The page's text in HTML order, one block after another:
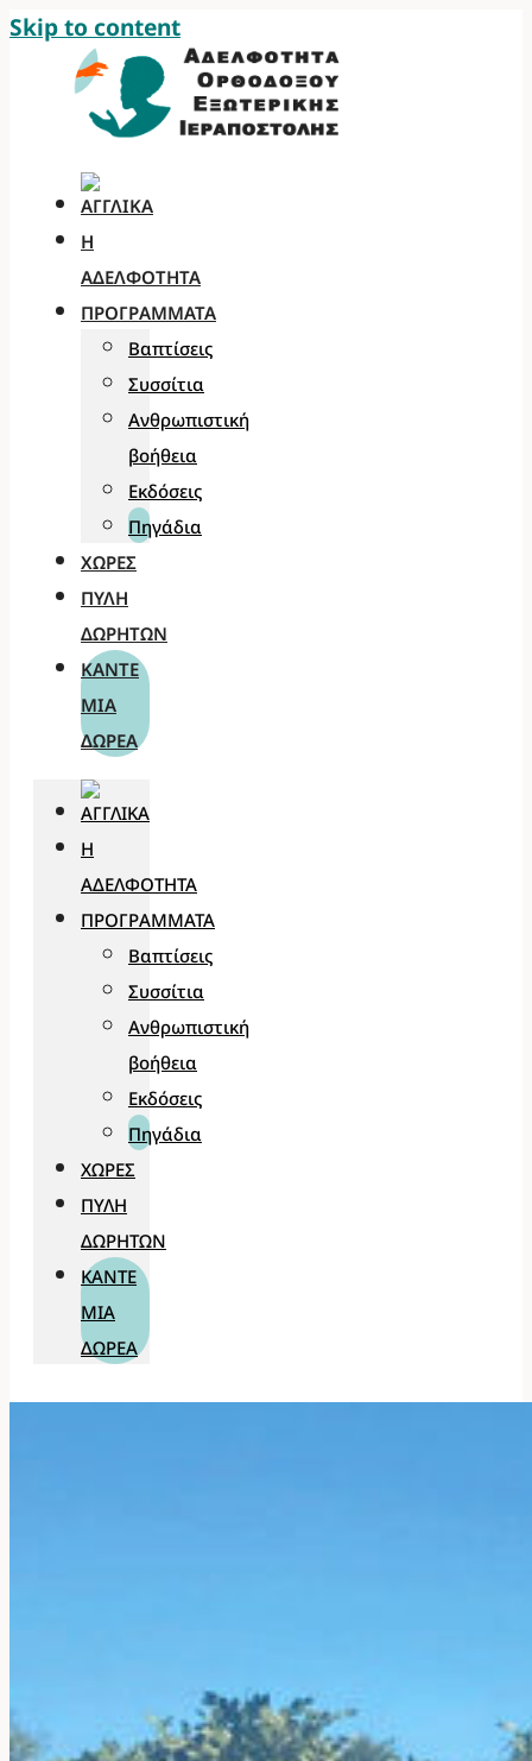
Skip to content
Η
ΑΔΕΛΦΌΤΗΤΑ
ΠΡΟΓΡΆΜΜΑΤΑ
Βαπτίσεις
Συσσίτια
Ανθρωπιστική
βοήθεια
Εκδόσεις
Πηγάδια
ΧΏΡΕΣ
ΠΎΛΗ
ΔΩΡΗΤΏΝ
ΚΆΝΤΕ
ΜΊΑ
ΔΩΡΕΆ
Η
ΑΔΕΛΦΌΤΗΤΑ
ΠΡΟΓΡΆΜΜΑΤΑ
Βαπτίσεις
Συσσίτια
Ανθρωπιστική
βοήθεια
Εκδόσεις
Πηγάδια
ΧΏΡΕΣ
ΠΎΛΗ
ΔΩΡΗΤΏΝ
ΚΆΝΤΕ
ΜΊΑ
ΔΩΡΕΆ